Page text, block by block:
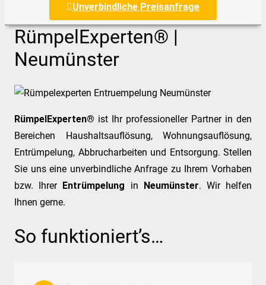
Unverbindliche Preisanfrage
RümpelExperten® |
Neumünster
RümpelExperten® ist Ihr professioneller Partner in den
Bereichen Haushaltsauflösung, Wohnungsauflösung,
Entrümpelung, Abbrucharbeiten und Entsorgung. Stellen
Sie uns eine unverbindliche Anfrage zu Ihrem Vorhaben
bzw. Ihrer Entrümpelung in Neumünster. Wir helfen
Ihnen gerne.
So funktioniert’s…